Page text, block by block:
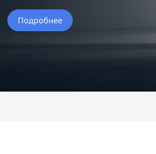
Подробнее